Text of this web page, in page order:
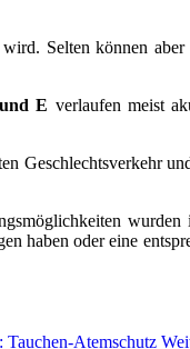
Selten können
E verlaufen meist
Geschlechtsverkehr
haben oder eine
Tauchen-Atemschutz